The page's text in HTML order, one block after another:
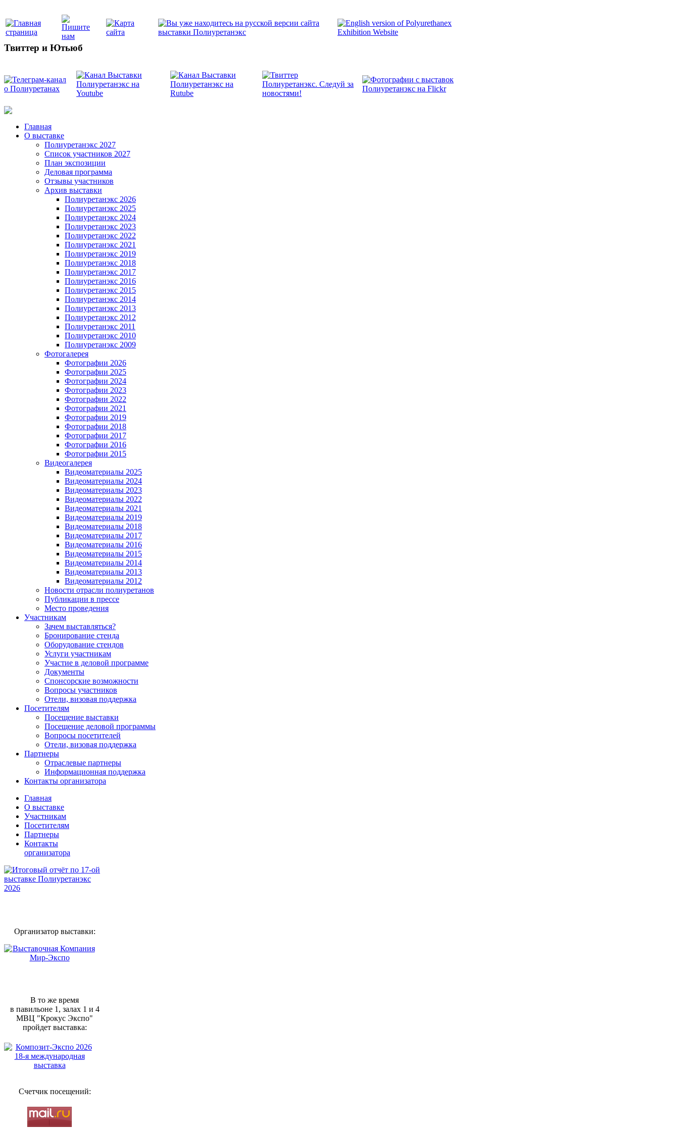
Твиттер и Ютьюб
Главная
О выставке
Полиуретанэкс 2027
Список участников 2027
План экспозиции
Деловая программа
Отзывы участников
Архив выставки
Полиуретанэкс 2026
Полиуретанэкс 2025
Полиуретанэкс 2024
Полиуретанэкс 2023
Полиуретанэкс 2022
Полиуретанэкс 2021
Полиуретанэкс 2019
Полиуретанэкс 2018
Полиуретанэкс 2017
Полиуретанэкс 2016
Полиуретанэкс 2015
Полиуретанэкс 2014
Полиуретанэкс 2013
Полиуретанэкс 2012
Полиуретанэкс 2011
Полиуретанэкс 2010
Полиуретанэкс 2009
Фотогалерея
Фотографии 2026
Фотографии 2025
Фотографии 2024
Фотографии 2023
Фотографии 2022
Фотографии 2021
Фотографии 2019
Фотографии 2018
Фотографии 2017
Фотографии 2016
Фотографии 2015
Видеогалерея
Видеоматериалы 2025
Видеоматериалы 2024
Видеоматериалы 2023
Видеоматериалы 2022
Видеоматериалы 2021
Видеоматериалы 2019
Видеоматериалы 2018
Видеоматериалы 2017
Видеоматериалы 2016
Видеоматериалы 2015
Видеоматериалы 2014
Видеоматериалы 2013
Видеоматериалы 2012
Новости отрасли полиуретанов
Публикации в прессе
Место проведения
Участникам
Зачем выставляться?
Бронирование стенда
Оборудование стендов
Услуги участникам
Участие в деловой программе
Документы
Спонсорские возможности
Вопросы участников
Отели, визовая поддержка
Посетителям
Посещение выставки
Посещение деловой программы
Вопросы посетителей
Отели, визовая поддержка
Партнеры
Отраслевые партнеры
Информационная поддержка
Контакты организатора
Главная
О выставке
Участникам
Посетителям
Партнеры
Контакты
организатора
Организатор выставки:
В то же время
в павильоне 1, залах 1 и 4
МВЦ "Крокус Экспо"
пройдет выставка:
Счетчик посещений: